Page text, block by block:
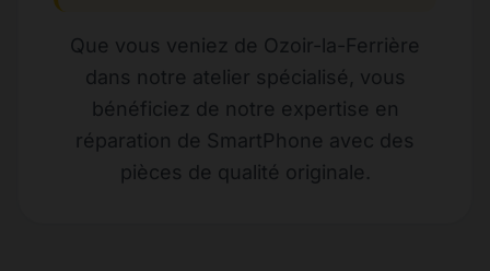
Que vous veniez de Ozoir-la-Ferrière
dans notre atelier spécialisé, vous
bénéficiez de notre expertise en
réparation de SmartPhone avec des
pièces de qualité originale.